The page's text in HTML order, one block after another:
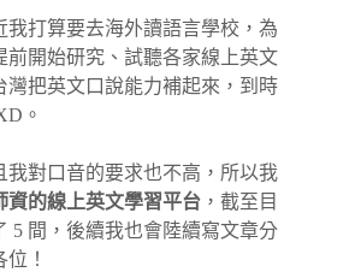
我打算要去海外讀語言學校，為
前開始研究、試聽各家線上英文
灣把英文口說能力補起來，到時
。
我對口音的要求也不高，所以我
資的線上英文學習平台 ，截至目
5 間，後續我也會陸續寫文章分
！